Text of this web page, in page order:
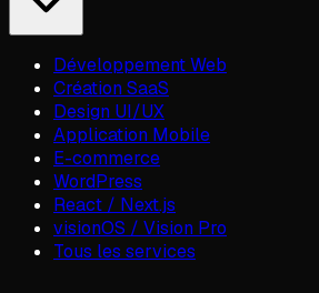
Développement Web
Création SaaS
Design UI/UX
Application Mobile
E-commerce
WordPress
React / Next.js
visionOS / Vision Pro
Tous les services